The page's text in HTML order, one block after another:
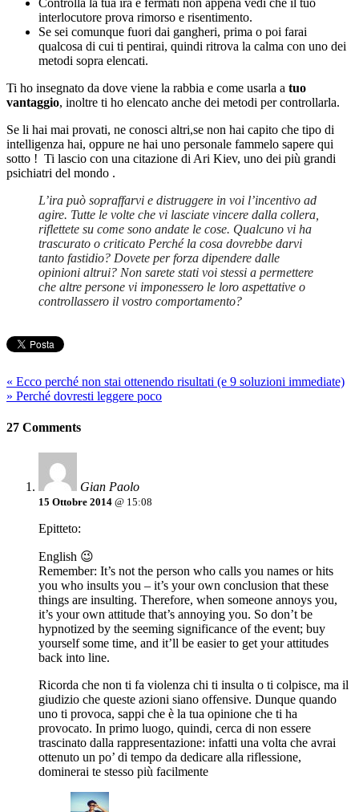
Controlla la tua ira e fermati non appena vedi che il tuo
interlocutore prova rimorso e risentimento.
Se sei comunque fuori dai gangheri, prima o poi farai
qualcosa di cui ti pentirai, quindi ritrova la calma con uno dei
metodi sopra elencati.
Ti ho insegnato da dove viene la rabbia e come usarla a tuo
vantaggio, inoltre ti ho elencato anche dei metodi per controllarla.
Se li hai mai provati, ne conosci altri,se non hai capito che tipo di
intelligenza hai, oppure ne hai uno personale fammelo sapere qui
sotto ! Ti lascio con una citazione di Ari Kiev, uno dei più grandi
psichiatri del mondo .
L’ira può sopraffarvi e distruggere in voi l’incentivo ad
agire. Tutte le volte che vi lasciate vincere dalla collera,
riflettete su come sono andate le cose. Qualcuno vi ha
trascurato o criticato Perché la cosa dovrebbe darvi
tanto fastidio? Dovete per forza dipendere dalle
opinioni altrui? Non sarete stati voi stessi a permettere
che altre persone vi imponessero le loro aspettative o
controllassero il vostro comportamento?
« Ecco perché non stai ottenendo risultati (e 9 soluzioni immediate)
» Perché dovresti leggere poco
27 Comments
Gian Paolo
15 Ottobre 2014 @ 15:08
Epitteto:
English 😉
Remember: It’s not the person who calls you names or hits
you who insults you – it’s your own conclusion that these
things are insulting. Therefore, when someone annoys you,
it’s your own attitude that’s annoying you. So don’t be
hypnotized by the seeming significance of the event; buy
yourself some time, and it’ll be easier to get your attitudes
back into line.
Ricorda che non ti fa violenza chi ti insulta o ti colpisce, ma il
giudizio che queste azioni siano offensive. Dunque quando
uno ti provoca, sappi che è la tua opinione che ti ha
provocato. In primo luogo, quindi, cerca di non essere
trascinato dalla rappresentazione: infatti una volta che avrai
ottenuto un po’ di tempo da dedicare alla riflessione,
dominerai te stesso più facilmente